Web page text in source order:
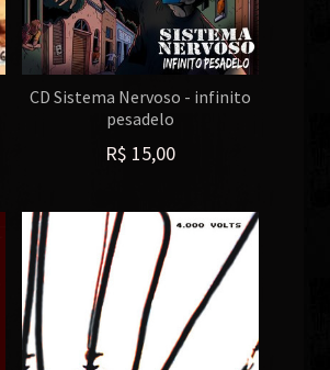
CD Sistema Nervoso - infinito
pesadelo
R$ 15,00